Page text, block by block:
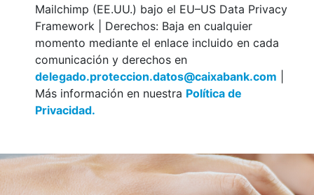
Mailchimp (EE.UU.) bajo el EU–US Data Privacy
Framework | Derechos: Baja en cualquier
momento mediante el enlace incluido en cada
comunicación y derechos en
delegado.proteccion.datos@caixabank.com
Más información en nuestra Política de
Privacidad.